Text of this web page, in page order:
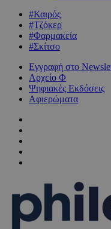
#Καιρός
#Τζόκερ
#Φαρμακεία
#Σκίτσο
Εγγραφή στο
Αρχείο Φ
Ψηφιακές Εκδόσεις
Αφιερώματα